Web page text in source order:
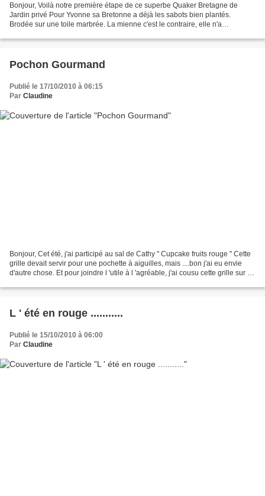
Bonjour, Voilà notre première étape de ce superbe Quaker Bretagne de
Jardin privé Pour Yvonne sa Bretonne a déjà les sabots bien plantés.
Brodée sur une toile marbrée. La mienne c'est le contraire, elle n'a
Pochon Gourmand
Publié le 17/10/2010 à 06:15
Par Claudine
Bonjour, Cet été, j'ai participé au sal de Cathy " Cupcake fruits rouge " Cette
grille devait servir pour une pochette à aiguilles, mais ....bon j'ai eu envie
d'autre chose. Et pour joindre l 'utile à l 'agréable, j'ai cousu cette grille sur un
L ' été en rouge ...........
Publié le 15/10/2010 à 06:00
Par Claudine